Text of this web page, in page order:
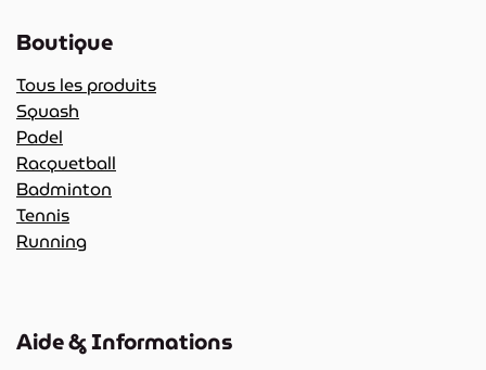
Boutique
Tous les produits
Squash
Padel
Racquetball
Badminton
Tennis
Running
Aide & Informations